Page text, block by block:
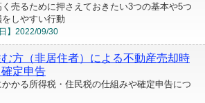
売るために押さえておきたい3つの基本や5つ
しやすい行動
】 2022/09/30
方（非居住者）による不動産売却時
定申告
かる所得税・住民税の仕組みや確定申告につ